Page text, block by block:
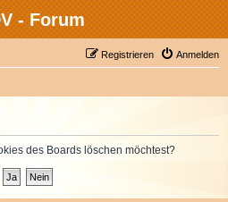
- Forum
Anmelden
Registrieren
des Boards löschen möchtest?